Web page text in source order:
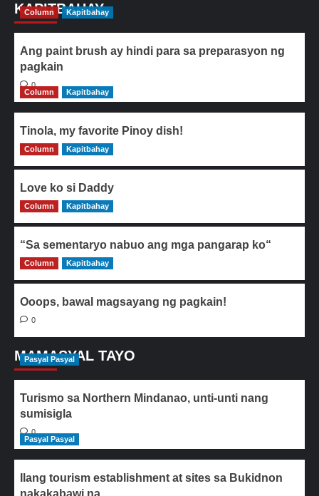
KAPITBAHAY
Column Kapitbahay
Ang paint brush ay hindi para sa preparasyon ng
pagkain
0
Column
Kapitbahay
Tinola, my favorite Pinoy dish!
0
Column Kapitbahay
Love ko si Daddy
0
Column Kapitbahay
“Sa sementaryo nabuo ang mga pangarap ko“
0
Column Kapitbahay
Ooops, bawal magsayang ng pagkain!
0
MAMASYAL TAYO
Pasyal Pasyal
Turismo sa Northern Mindanao, unti-unti nang
sumisigla
0
Pasyal Pasyal
Ilang tourism establishment at sites sa Bukidnon
nakakabawi na